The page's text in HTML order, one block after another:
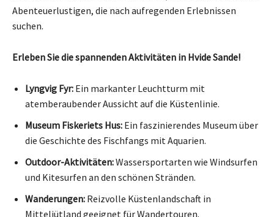
Abenteuerlustigen, die nach aufregenden Erlebnissen
suchen.
Erleben Sie die spannenden Aktivitäten in Hvide Sande!
Lyngvig Fyr: Ein markanter Leuchtturm mit
atemberaubender Aussicht auf die Küstenlinie.
Museum Fiskeriets Hus: Ein faszinierendes Museum über
die Geschichte des Fischfangs mit Aquarien.
Outdoor-Aktivitäten:Wassersportarten wie Windsurfen
und Kitesurfen an den schönen Stränden.
Wanderungen: Reizvolle Küstenlandschaft in
Mitteljütland geeignet für Wandertouren.